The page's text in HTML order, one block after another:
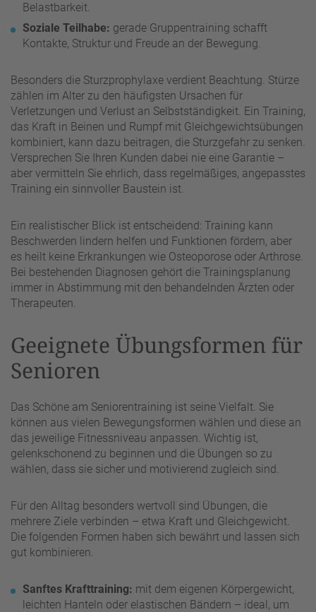
Belastbarkeit.
Soziale Teilhabe: gerade Gruppentraining schafft
Kontakte, Struktur und Freude an der Bewegung.
Besonders die Sturzprophylaxe verdient Beachtung. Stürze
zählen im Alter zu den häufigsten Ursachen für
Verletzungen und Verlust an Selbstständigkeit. Ein Training,
das Kraft in Beinen und Rumpf mit Gleichgewichtsübungen
kombiniert, kann dazu beitragen, die Sturzgefahr zu senken.
Versprechen Sie Ihren Kunden dabei nie eine Garantie –
aber vermitteln Sie ehrlich, dass regelmäßiges, angepasstes
Training ein sinnvoller Baustein ist.
Ein realistischer Blick ist entscheidend: Training kann
Beschwerden lindern helfen und Funktionen fördern, aber
es heilt keine Erkrankungen wie Osteoporose oder Arthrose.
Bei bestehenden Diagnosen gehört die Trainingsplanung
immer in Abstimmung mit den behandelnden Ärzten oder
Therapeuten.
Geeignete Übungsformen für
Senioren
Das Schöne am Seniorentraining ist seine Vielfalt. Sie
können aus vielen Bewegungsformen wählen und diese an
das jeweilige Fitnessniveau anpassen. Wichtig ist,
gelenkschonend zu beginnen und die Übungen so zu
wählen, dass sie sicher und motivierend zugleich sind.
Für den Alltag besonders wertvoll sind Übungen, die
mehrere Ziele verbinden – etwa Kraft und Gleichgewicht.
Die folgenden Formen haben sich bewährt und lassen sich
gut kombinieren.
Sanftes Krafttraining: mit dem eigenen Körpergewicht,
leichten Hanteln oder elastischen Bändern – ideal, um